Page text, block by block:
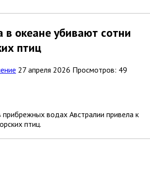
в океане убивают сотни
птиц
27 апреля 2026 Просмотров: 49
водах Австралии привела к
птиц.